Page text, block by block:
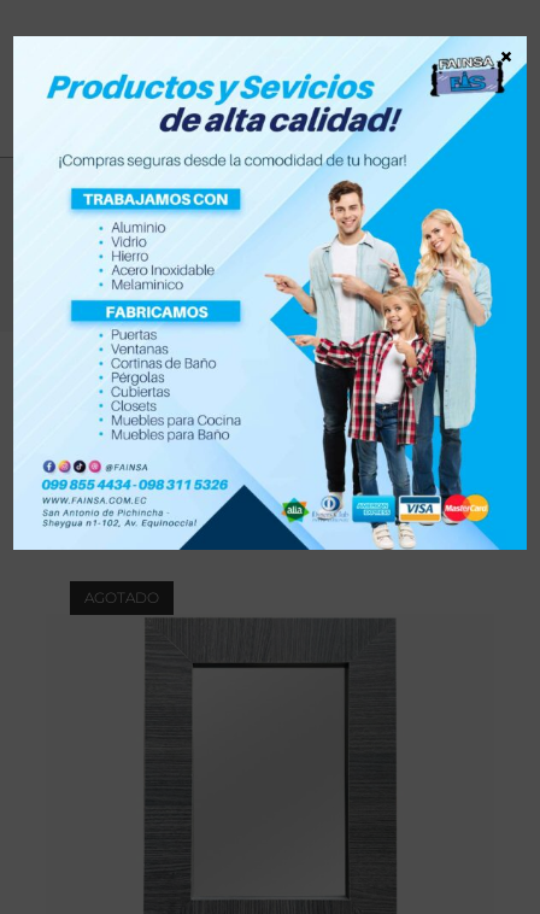
melamina
Productos > melamina
Filtrar
Orden por defecto
AGOTADO
×